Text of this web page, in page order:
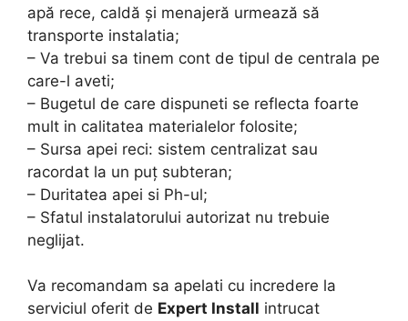
apă rece, caldă şi menajeră urmează să
transporte instalatia;
– Va trebui sa tinem cont de tipul de centrala pe
care-l aveti;
– Bugetul de care dispuneti se reflecta foarte
mult in calitatea materialelor folosite;
– Sursa apei reci: sistem centralizat sau
racordat la un puţ subteran;
– Duritatea apei si Ph-ul;
– Sfatul instalatorului autorizat nu trebuie
neglijat.
Va recomandam sa apelati cu incredere la
serviciul oferit de Expert Install intrucat